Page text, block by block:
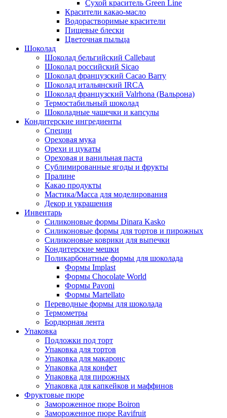
Сухой краситель Green Line
Красители какао-масло
Водорастворимые красители
Пищевые блески
Цветочная пыльца
Шоколад
Шоколад бельгийский Callebaut
Шоколад российский Sicao
Шоколад французский Cacao Barry
Шоколад итальянский IRCA
Шоколад французский Valrhona (Вальрона)
Термостабильный шоколад
Шоколадные чашечки и капсулы
Кондитерские ингредиенты
Специи
Ореховая мука
Орехи и цукаты
Ореховая и ванильная паста
Сублимированные ягоды и фрукты
Пралине
Какао продукты
Мастика/Масса для моделирования
Декор и украшения
Инвентарь
Силиконовые формы Dinara Kasko
Силиконовые формы для тортов и пирожных
Силиконовые коврики для выпечки
Кондитерские мешки
Поликарбонатные формы для шоколада
Формы Implast
Формы Chocolate World
Формы Pavoni
Формы Martellato
Переводные формы для шоколада
Термометры
Бордюрная лента
Упаковка
Подложки под торт
Упаковка для тортов
Упаковка для макаронс
Упаковка для конфет
Упаковка для пирожных
Упаковка для капкейков и маффинов
Фруктовые пюре
Замороженное пюре Boiron
Замороженное пюре Ravifruit